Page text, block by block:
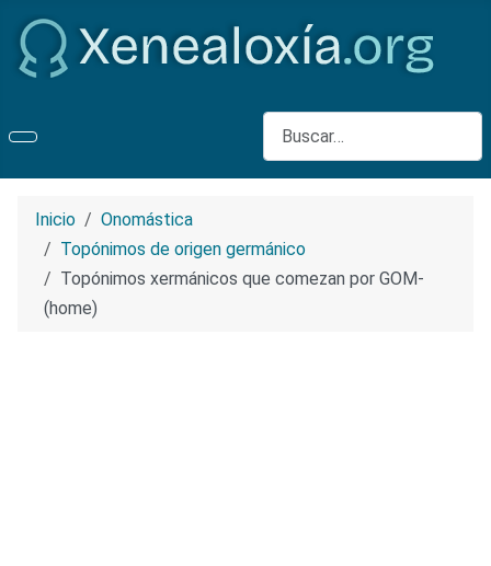
Buscar
Inicio
Onomástica
Topónimos de origen germánico
Topónimos xermánicos que comezan por GOM-
(home)